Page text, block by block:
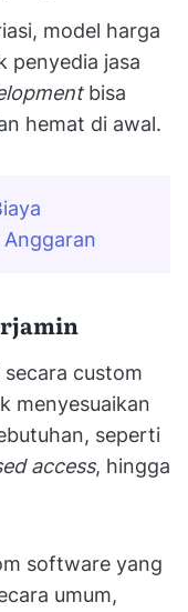
model harga
penyedia jasa
bisa
hemat di awal.
Anggaran
custom
menyesuaikan
seperti
access, hingga
software yang
umum,